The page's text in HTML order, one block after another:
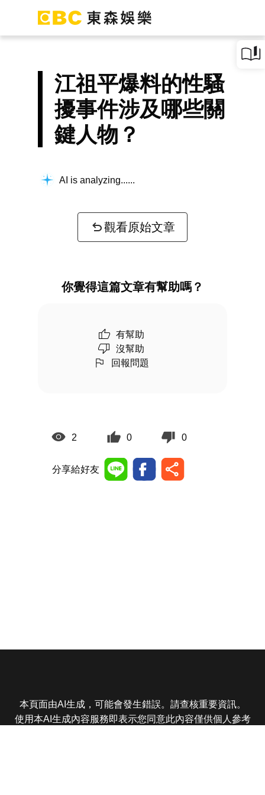
江祖平爆料的性騷
擾事件涉及哪些關
鍵人物？
AI is analyzing...
觀看原始文章
你覺得這篇文章有幫助嗎？
有幫助
沒幫助
回報問題
2 0 0
分享給好友
本頁面由AI生成，可能會發生錯誤。請查核重要資訊。
使用本AI生成內容服務即表示您同意此內容僅供個人參考